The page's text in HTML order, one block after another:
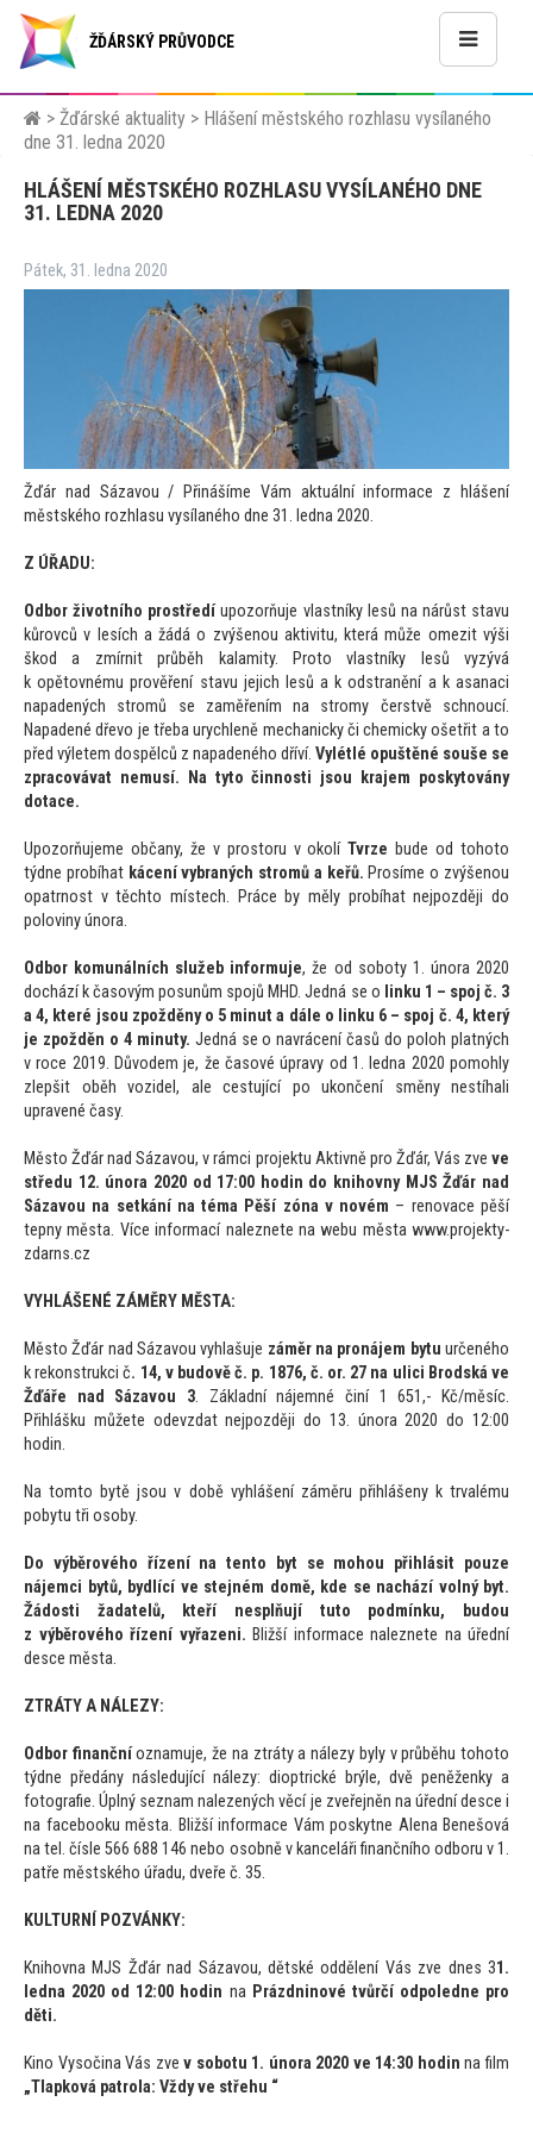
ŽĎÁRSKÝ PRŮVODCE
> Žďárské aktuality > Hlášení městského rozhlasu vysílaného
dne 31. ledna 2020
HLÁŠENÍ MĚSTSKÉHO ROZHLASU VYSÍLANÉHO DNE
31. LEDNA 2020
Pátek, 31. ledna 2020
Žďár nad Sázavou / Přinášíme Vám aktuální informace z hlášení
městského rozhlasu vysílaného dne 31. ledna 2020.
Z ÚŘADU:
Odbor životního prostředíupozorňuje vlastníky lesů na nárůst stavu
kůrovců v lesích a žádá o zvýšenou aktivitu, která může omezit výši
škod a zmírnit průběh kalamity. Proto vlastníky lesů vyzývá
k opětovnému prověření stavu jejich lesů a k odstranění a k asanaci
napadených stromů se zaměřením na stromy čerstvě schnoucí.
Napadené dřevo je třeba urychleně mechanicky či chemicky ošetřit ato
před výletem dospělců z napadeného dříví. Vylétlé opuštěné souše se
zpracovávat nemusí.
Na tyto činnosti jsou krajem poskytovány
dotace.
Upozorňujeme občany, že v prostoru v okolíTvrze bude odtohoto
týdne probíhat kácení vybraných stromů a keřů. Prosíme o zvýšenou
opatrnost v těchto místech. Práce by měly probíhat nejpozději do
poloviny února.
Odbor komunálních služeb informuje, že od soboty 1. února 2020
dochází k časovým posunům spojů MHD. Jedná se o linku 1 – spoj č. 3
a 4, které jsou zpožděny o 5 minut a dále o linku 6 – spoj č. 4, který
je zpožděn o 4 minuty. Jedná se o navrácení časů do poloh platných
v roce 2019. Důvodem je, že časové úpravy od 1. ledna 2020 pomohly
zlepšit oběh vozidel, ale cestující po ukončení směny nestíhali
upravené časy.
Město Žďár nad Sázavou, v rámci projektu Aktivně pro Žďár, Vás zve ve
středu 12. února 2020 od 17:00 hodin do knihovny MJS Žďár nad
Sázavou na setkání na téma Pěší zóna v novém – renovace pěší
tepny města. Více informací naleznete na webu města www.projekty-
zdarns.cz
VYHLÁŠENÉ ZÁMĚRY MĚSTA:
Město Žďár nad Sázavou vyhlašuje záměr na pronájem bytu určeného
k rekonstrukci č. 14, v budově č. p. 1876, č. or. 27 na ulici Brodská ve
Žďáře nad Sázavou 3. Základní nájemné činí 1 651,- Kč/měsíc.
Přihlášku můžete odevzdat nejpozději do 13. února 2020 do 12:00
hodin.
Natomto bytě jsou v době vyhlášení záměru přihlášeny k trvalému
pobytu tři osoby.
Do výběrového řízení na tento byt se mohou přihlásit pouze
nájemci bytů, bydlící ve stejném domě, kde se nachází volný byt.
Žádosti žadatelů, kteří nesplňují tuto podmínku, budou
z výběrového řízení vyřazeni. Bližší informace naleznete na úřední
desce města.
ZTRÁTY A NÁLEZY:
Odbor finančníoznamuje, že na ztráty a nálezy byly v průběhutohoto
týdne předány následující nálezy: dioptrické brýle, dvě peněženky a
fotografie. Úplný seznam nalezených věcí je zveřejněn na úřední desce i
na facebooku města. Bližší informace Vám poskytne Alena Benešová
na tel. čísle 566 688 146 nebo osobně v kanceláři finančního odboru v 1.
patře městského úřadu, dveře č. 35.
KULTURNÍ POZVÁNKY:
Knihovna MJS Žďár nad Sázavou, dětské oddělení Vás zve dnes 31.
ledna 2020 od 12:00 hodin na Prázdninové tvůrčí odpoledne pro
děti.
Kino Vysočina Vás zvev sobotu 1. února 2020 ve 14:30 hodin na film
„Tlapková patrola: Vždy ve střehu “